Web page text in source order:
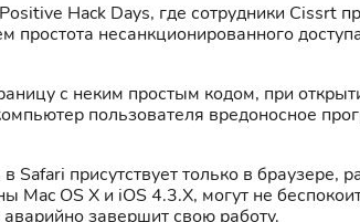
Hack Days, где сотрудники Cissrt
несанкционированного
с неким простым кодом, при
пользователя вредоносное
присутствует только в браузере,
OS X и iOS 4.3.X, могут не
завершит свою работу.